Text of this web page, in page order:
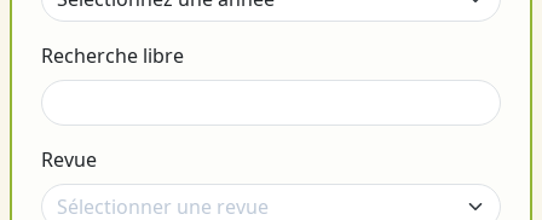
Recherche libre
Revue